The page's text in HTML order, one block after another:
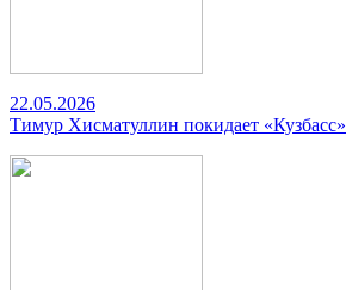
22.05.2026
Тимур Хисматуллин покидает «Кузбасс»